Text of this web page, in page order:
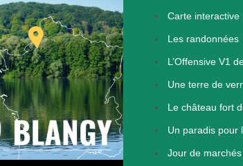
Carte interactive
Les randonnées
L’Offensive V1
Une terre de
Le château fort
Un paradis pour
Jour de marchés